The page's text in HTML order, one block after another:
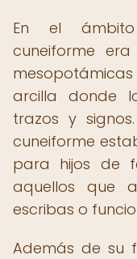
En el
cuneiforme
arcilla donde
trazos y
cuneiforme
para hijos de
aquellos que
escribas o
Además de su